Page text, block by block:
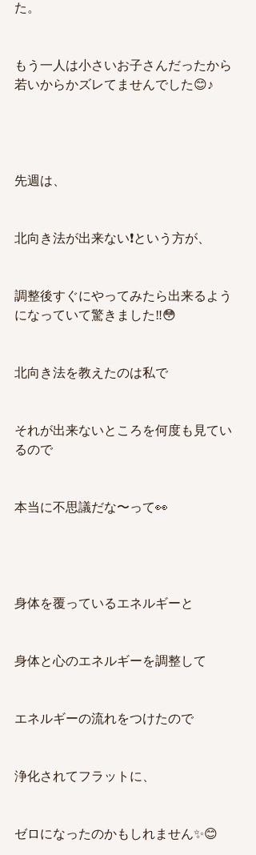
た。
もう一人は小さいお子さんだったから
若いからかズレてませんでした😊♪
先週は、
北向き法が出来ない❗️という方が、
調整後すぐにやってみたら出来るよう
になっていて驚きました‼️😳
北向き法を教えたのは私で
それが出来ないところを何度も見てい
るので
本当に不思議だな〜って👀
身体を覆っているエネルギーと
身体と心のエネルギーを調整して
エネルギーの流れをつけたので
浄化されてフラットに、
ゼロになったのかもしれません✨😊